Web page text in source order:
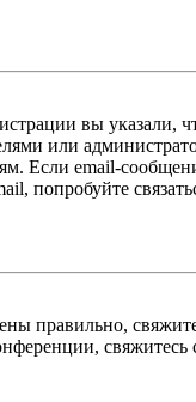
вы указали,
или
Если email-
попробуйте
правильно,
свяжитесь